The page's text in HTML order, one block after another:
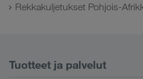
Rekkakuljetukset Pohjois-
Tuotteet ja palvelut